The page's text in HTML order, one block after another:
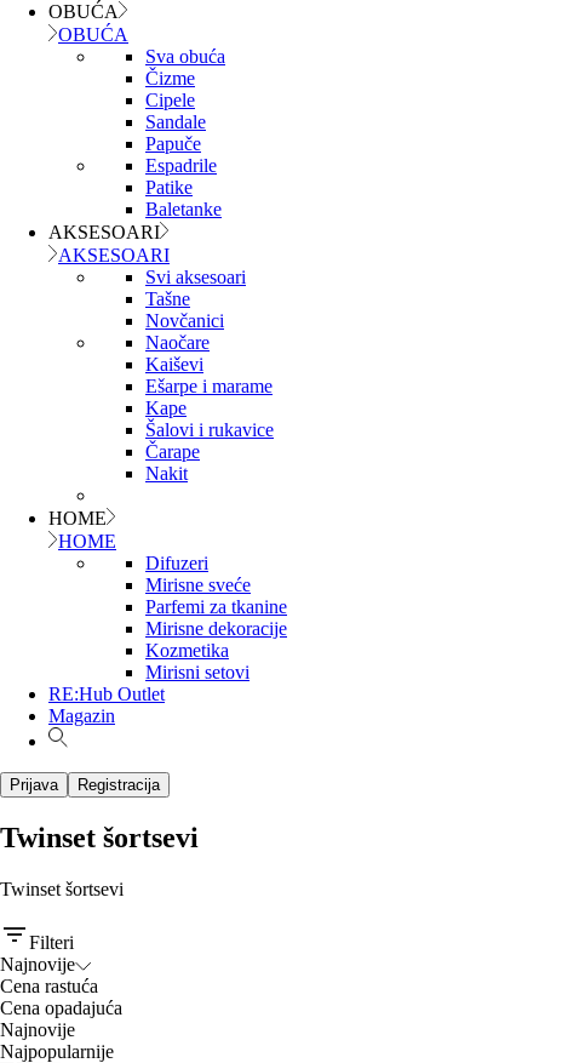
OBUĆA
OBUĆA
Sva obuća
Čizme
Cipele
Sandale
Papuče
Espadrile
Patike
Baletanke
AKSESOARI
AKSESOARI
Svi aksesoari
Tašne
Novčanici
Naočare
Kaiševi
Ešarpe i marame
Kape
Šalovi i rukavice
Čarape
Nakit
HOME
HOME
Difuzeri
Mirisne sveće
Parfemi za tkanine
Mirisne dekoracije
Kozmetika
Mirisni setovi
RE:Hub Outlet
Magazin
Prijava Registracija
Twinset šortsevi
Twinset šortsevi
Filteri
Najnovije
Cena rastuća
Cena opadajuća
Najnovije
Najpopularnije